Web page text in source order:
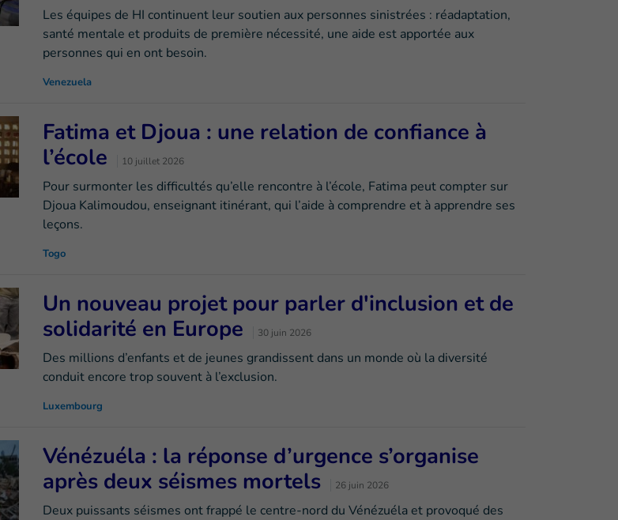
Les équipes de HI continuent leur soutien aux personnes sinistrées : réadaptation,
santé mentale et produits de première nécessité, une aide est apportée aux
personnes qui en ont besoin.
Venezuela
Fatima et Djoua : une relation de confiance à
l’école
10 juillet 2026
Pour surmonter les difficultés qu’elle rencontre à l’école, Fatima peut compter sur
Djoua Kalimoudou, enseignant itinérant, qui l’aide à comprendre et à apprendre ses
leçons.
Togo
Un nouveau projet pour parler d'inclusion et de
solidarité en Europe
30 juin 2026
Des millions d’enfants et de jeunes grandissent dans un monde où la diversité
conduit encore trop souvent à l’exclusion.
Luxembourg
Vénézuéla : la réponse d’urgence s’organise
après deux séismes mortels
26 juin 2026
Deux puissants séismes ont frappé le centre-nord du Vénézuéla et provoqué des